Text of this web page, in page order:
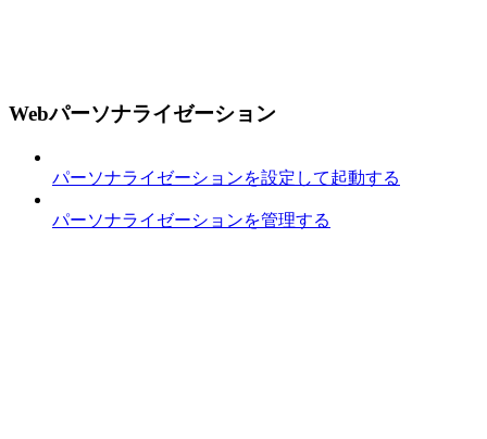
Webパーソナライゼーション
パーソナライゼーションを設定して起動する
パーソナライゼーションを管理する